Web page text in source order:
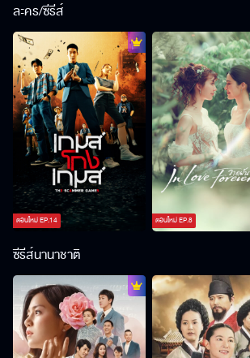
ละคร/ซีรีส์
ตอนใหม่EP.14 ตอนใหม่EP.8
ซีรีส์นานาชาติ